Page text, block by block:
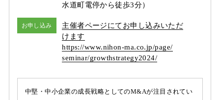
水道町電停から徒歩3分）
お申し込み
主催者ページにてお申し込みいただ
けます
https://www.nihon-ma.co.jp/page/
seminar/growthstrategy2024/
中堅・中小企業の成長戦略としてのM&Aが注目されてい